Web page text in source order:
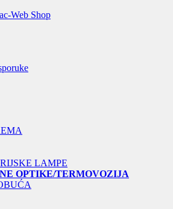
Web Shop
LAMPE
OPTIKE/TERMOVOZIJA